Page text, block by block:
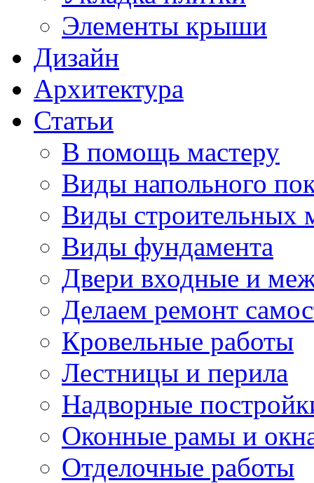
Элементы крыши
Дизайн
Архитектура
Статьи
В помощь мастеру
Виды напольного
Виды строительных
Виды фундамента
Двери входные и
Делаем ремонт
Кровельные работы
Лестницы и перила
Надворные
Оконные рамы и
Отделочные работы